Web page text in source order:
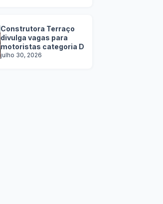
Construtora Terraço
divulga vagas para
motoristas categoria D
julho 30, 2026